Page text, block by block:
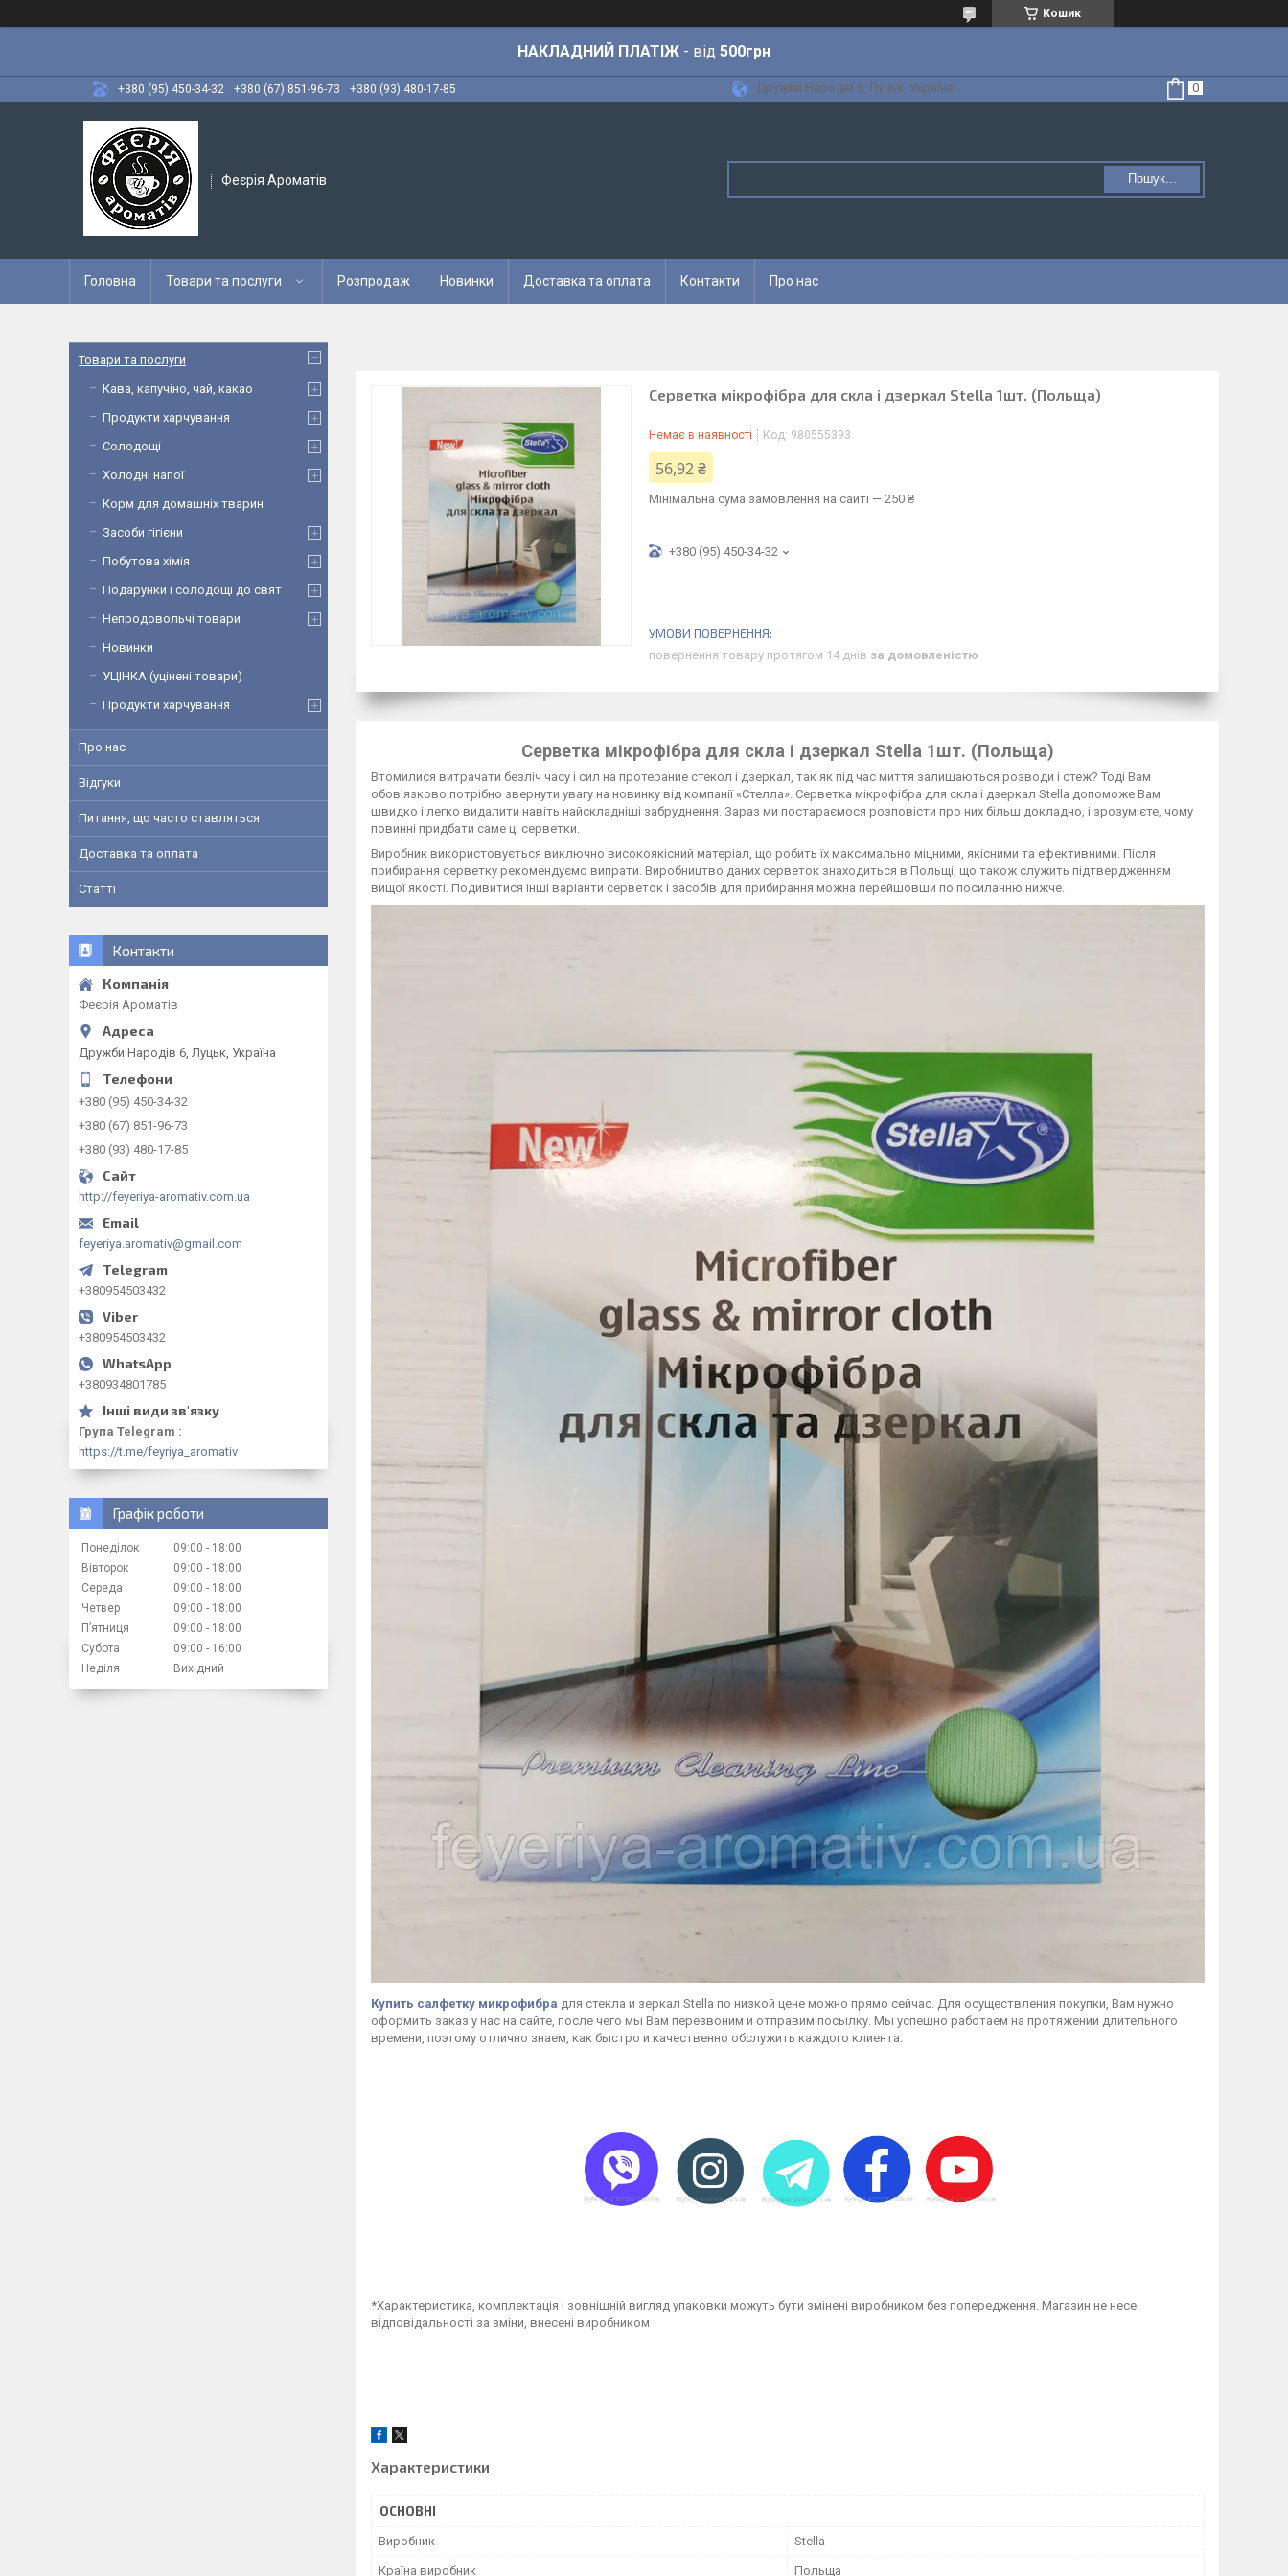
Кошик
НАКЛАДНИЙ ПЛАТІЖ - від 500грн
+380 (95) 450-34-32 +380 (67) 851-96-73 +380 (93) 480-17-85 Дружби Народів 6, Луцьк, Україна
Феєрія Ароматів Пошук...
Головна Товари та послуги Розпродаж Новинки Доставка та оплата Контакти Про нас
Серветка мікрофібра для скла і дзеркал Stella 1шт. (Польща)
Немає в наявності Код: 980555393
56,92 ₴
Мінімальна сума замовлення на сайті — 250 ₴
+380 (95) 450-34-32
повернення товару протягом 14 днів за домовленістю
Серветка мікрофібра для скла і дзеркал Stella 1шт. (Польща)
Втомилися витрачати безліч часу і сил на протерание стекол і дзеркал, так як під час миття залишаються розводи і стеж? Тоді Вам
обов'язково потрібно звернути увагу на новинку від компанії «Стелла». Серветка мікрофібра для скла і дзеркал Stella допоможе Вам
швидко і легко видалити навіть найскладніші забруднення. Зараз ми постараємося розповісти про них більш докладно, і зрозумієте, чому
повинні придбати саме ці серветки.
Виробник використовується виключно високоякісний матеріал, що робить їх максимально міцними, якісними та ефективними. Після
прибирання серветку рекомендуємо випрати. Виробництво даних серветок знаходиться в Польщі, що також служить підтвердженням
вищої якості. Подивитися інші варіанти серветок і засобів для прибирання можна перейшовши по посиланню нижче.
Купить салфетку микрофибра для стекла и зеркал Stella по низкой цене можно прямо сейчас. Для осуществления покупки, Вам нужно
оформить заказ у нас на сайте, после чего мы Вам перезвоним и отправим посылку. Мы успешно работаем на протяжении длительного
времени, поэтому отлично знаем, как быстро и качественно обслужить каждого клиента.
*Характеристика, комплектація і зовнішній вигляд упаковки можуть бути змінені виробником без попередження. Магазин не несе
відповідальності за зміни, внесені виробником
Характеристики
ОСНОВНІ
Виробник Stella
Країна виробник Польща
Товари та послуги
Кава, капучіно, чай, какао
Продукти харчування
Солодощі
Холодні напої
Корм для домашніх тварин
Засоби гігієни
Побутова хімія
Подарунки і солодощі до свят
Непродовольчі товари
Новинки
УЦІНКА (уцінені товари)
Продукти харчування
Про нас
Відгуки
Питання, що часто ставляться
Доставка та оплата
Статті
Контакти
Феєрія Ароматів
Дружби Народів 6, Луцьк, Україна
+380 (95) 450-34-32
+380 (67) 851-96-73
+380 (93) 480-17-85
http://feyeriya-aromativ.com.ua
feyeriya.aromativ@gmail.com
+380954503432
+380954503432
+380934801785
Група Telegram
https://t.me/feyriya_aromativ
Графік роботи
Понеділок 09:00
18:00
Вівторок
09:00
18:00
Середа
09:00
18:00
Четвер
09:00
18:00
Пʼятниця
09:00
18:00
Субота
09:00
16:00
Неділя
Вихідний